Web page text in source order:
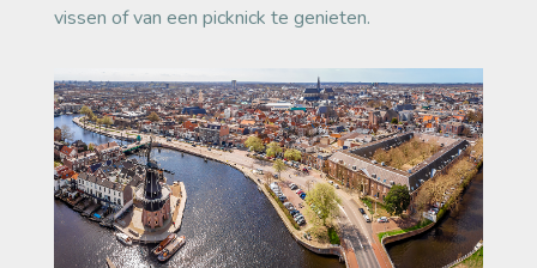
vissen of van een picknick te genieten.